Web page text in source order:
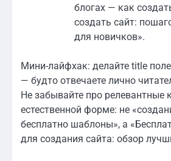
блогах — как
создать сайт:
для новичков».
Мини-лайфхак: делайте title
— будто отвечаете лично
Не забывайте про релевантные
естественной форме: не
бесплатно шаблоны», а
для создания сайта: обзор